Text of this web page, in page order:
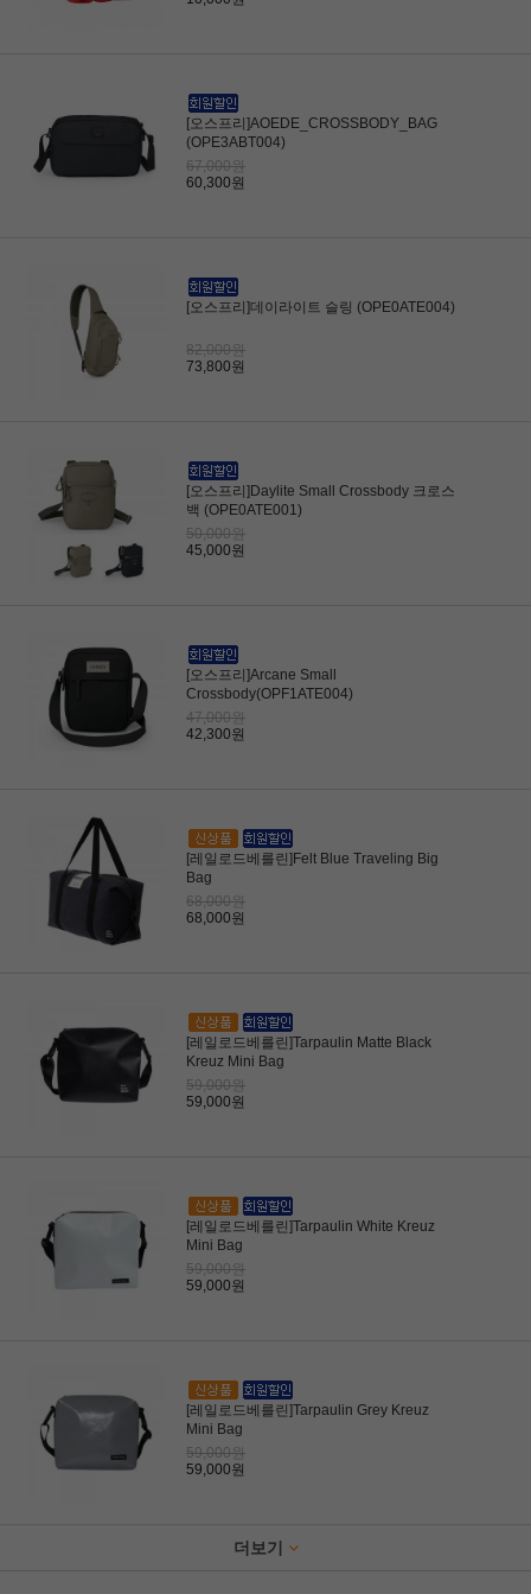
[오스프리]AOEDE_CROSSBODY_BAG
(OPE3ABT004)
67,000원
60,300원
[오스프리]데이라이트 슬링 (OPE0ATE004)
82,000원
73,800원
[오스프리]Daylite Small Crossbody 크로스
백 (OPE0ATE001)
50,000원
45,000원
[오스프리]Arcane Small
Crossbody(OPF1ATE004)
47,000원
42,300원
[레일로드베를린]Felt Blue Traveling Big
Bag
68,000원
68,000원
[레일로드베를린]Tarpaulin Matte Black
Kreuz Mini Bag
59,000원
59,000원
[레일로드베를린]Tarpaulin White Kreuz
Mini Bag
59,000원
59,000원
[레일로드베를린]Tarpaulin Grey Kreuz
Mini Bag
59,000원
59,000원
더보기